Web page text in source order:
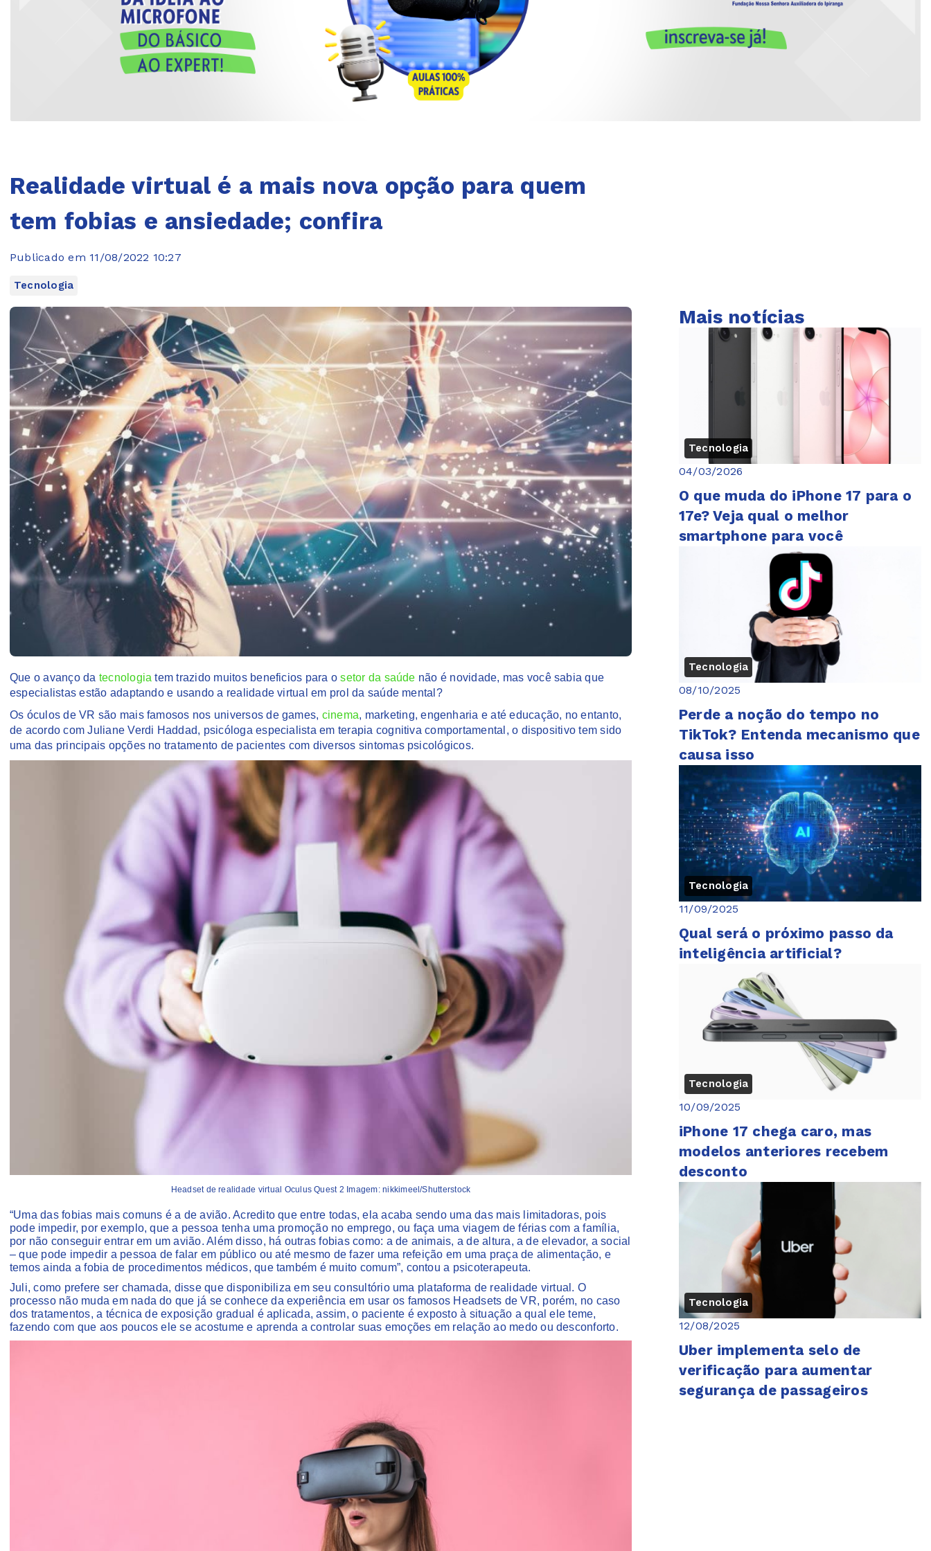
Realidade virtual é a mais nova opção para quem
tem fobias e ansiedade; confira
Publicado em 11/08/2022 10:27
Tecnologia
Que o avanço da tecnologia tem trazido muitos beneficios para osetor da saúde não é novidade, mas você sabia que
especialistas estão adaptando e usando a realidade virtual em prol da saúde mental?
Os óculos de VR são mais famosos nos universos de games, cinema, marketing, engenharia e até educação, no entanto,
de acordo com Juliane Verdi Haddad, psicóloga especialista em terapia cognitiva comportamental, o dispositivo tem sido
uma das principais opções no tratamento de pacientes com diversos sintomas psicológicos.
Headset de realidade virtual Oculus Quest 2 Imagem: nikkimeel/Shutterstock
“Uma das fobias mais comuns é a de avião. Acredito que entre todas, ela acaba sendo uma das mais limitadoras, pois
pode impedir, por exemplo, que a pessoa tenha uma promoção no emprego, ou faça uma viagem de férias com a família,
por não conseguir entrar em um avião. Além disso, há outras fobias como: a de animais, a de altura, a de elevador, a social
– que pode impedir a pessoa de falar em público ou até mesmo de fazer uma refeição em uma praça de alimentação, e
temos ainda a fobia de procedimentos médicos, que também é muito comum”, contou a psicoterapeuta.
Juli, como prefere ser chamada, disse que disponibiliza em seu consultório uma plataforma de realidade virtual. O
processo não muda em nada do que já se conhece da experiência em usar os famosos Headsets de VR, porém, no caso
dos tratamentos, a técnica de exposição gradual é aplicada, assim, o paciente é exposto à situação a qual ele teme,
fazendo com que aos poucos ele se acostume e aprenda a controlar suas emoções em relação ao medo ou desconforto.
Mais notícias
Tecnologia
04/03/2026
O que muda do iPhone 17 para o
17e? Veja qual o melhor
smartphone para você
Tecnologia
08/10/2025
Perde a noção do tempo no
TikTok? Entenda mecanismo que
causa isso
Tecnologia
11/09/2025
Qual será o próximo passo da
inteligência artificial?
Tecnologia
10/09/2025
iPhone 17 chega caro, mas
modelos anteriores recebem
desconto
Tecnologia
12/08/2025
Uber implementa selo de
verificação para aumentar
segurança de passageiros